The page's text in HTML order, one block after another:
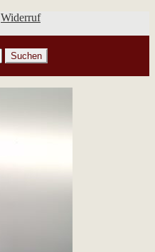
Widerruf
Suchen